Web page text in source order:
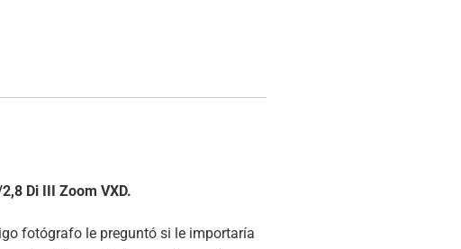
Di III Zoom VXD.
fotógrafo le preguntó si le importaría